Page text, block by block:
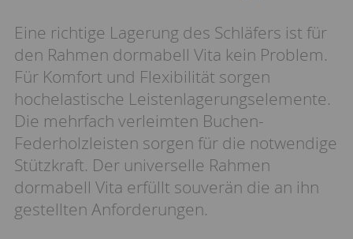
Eine richtige Lagerung des Schläfers ist für
den Rahmen dormabell Vita kein Problem.
Für Komfort und Flexibilität sorgen
hochelastische Leistenlagerungselemente.
Die mehrfach verleimten Buchen-
Federholzleisten sorgen für die notwendige
Stützkraft. Der universelle Rahmen
dormabell Vita erfüllt souverän die an ihn
gestellten Anforderungen.